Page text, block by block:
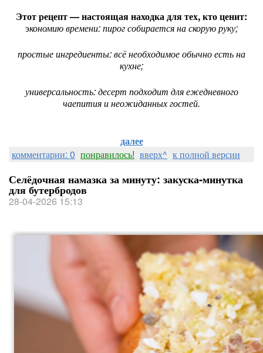
Этот рецепт — настоящая находка для тех, кто ценит:
экономию времени: пирог собирается на скорую руку;
простые ингредиенты: всё необходимое обычно есть на
кухне;
универсальность: десерт подходит для ежедневного
чаепития и неожиданных гостей.
далее
комментарии: 0 понравилось! вверх^ к полной версии
Селёдочная намазка за минуту: закуска‑минутка
для бутербродов
28-04-2026 15:13